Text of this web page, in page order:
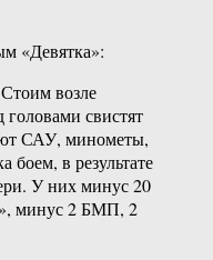
«Девятка»:
возле
свистят
САУ, минометы,
боем, в результате
У них минус 20
минус 2 БМП, 2